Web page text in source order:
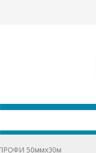
ПРОФИ 50ммx30м